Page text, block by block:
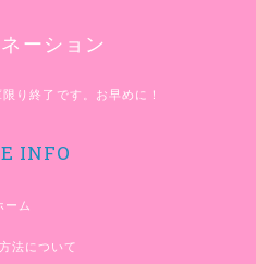
ーション
り終了です。お早めに！
INFO
ーム
法について